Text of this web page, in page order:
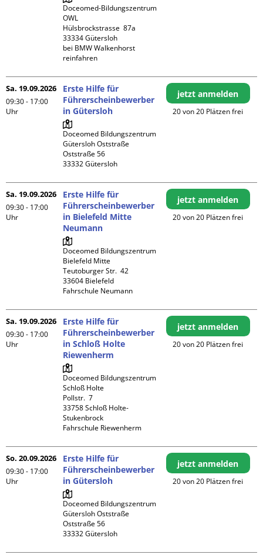
Doceomed-Bildungszentrum
OWL
Hülsbrockstrasse  87a
33334 Gütersloh
bei BMW Walkenhorst
reinfahren
Sa. 19.09.2026
09:30 - 17:00
Uhr
Erste Hilfe für
Führerscheinbewerber
in Gütersloh
Doceomed Bildungszentrum
Gütersloh Oststraße
Oststraße 56
jetzt anmelden
20 von 20 Plätzen frei
Sa. 19.09.2026
09:30 - 17:00
Uhr
Erste Hilfe für
Führerscheinbewerber
in Bielefeld Mitte
Neumann
Doceomed Bildungszentrum
Bielefeld Mitte
Teutoburger Str.  42
33604 Bielefeld
Fahrschule Neumann
jetzt anmelden
20 von 20 Plätzen frei
Sa. 19.09.2026
09:30 - 17:00
Uhr
Erste Hilfe für
Führerscheinbewerber
in Schloß Holte
Riewenherm
Doceomed Bildungszentrum
Schloß Holte
Pollstr.  7
33758 Schloß Holte-
Stukenbrock
Fahrschule Riewenherm
jetzt anmelden
20 von 20 Plätzen frei
So. 20.09.2026
09:30 - 17:00
Uhr
Erste Hilfe für
Führerscheinbewerber
in Gütersloh
Doceomed Bildungszentrum
Gütersloh Oststraße
Oststraße 56
jetzt anmelden
20 von 20 Plätzen frei